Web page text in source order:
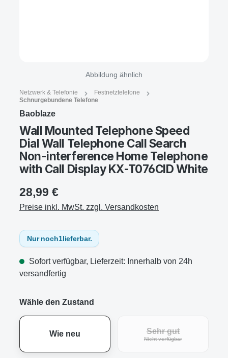
Abbildung ähnlich
Netzwerk & Telefonie
Festnetztelefone
Schnurgebundene Telefone
Baoblaze
Wall Mounted Telephone Speed
Dial Wall Telephone Call Search
Non-interference Home Telephone
with Call Display KX-T076CID White
28,99 €
Preise inkl. MwSt. zzgl. Versandkosten
Nur noch1lieferbar.
Sofort verfügbar, Lieferzeit: Innerhalb von 24h
versandfertig
Wähle den Zustand
Wie neu Sehr gut
Nicht verfügbar